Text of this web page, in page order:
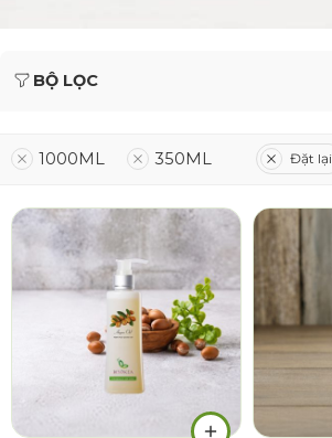
BỘ LỌC
1000ML 350ML Đặt lại